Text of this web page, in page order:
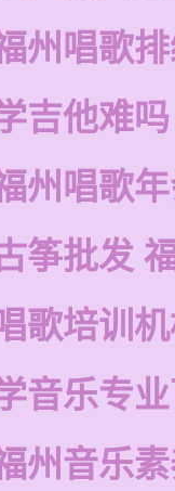
州唱歌
吉他难
州唱歌
筝批发
歌培训
音乐专
州音乐